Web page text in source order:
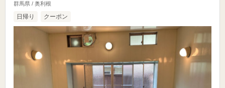
群馬県 / 奥利根
日帰り クーポン